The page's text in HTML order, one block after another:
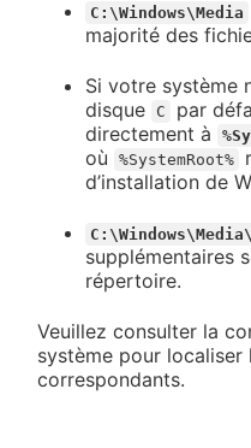
C:\Windows\Media
majorité des
Si votre système
disque
C
par
directement à
où
%SystemRoot%
d’installation de
supplémentaires
répertoire.
Veuillez consulter la
système pour localiser
correspondants.